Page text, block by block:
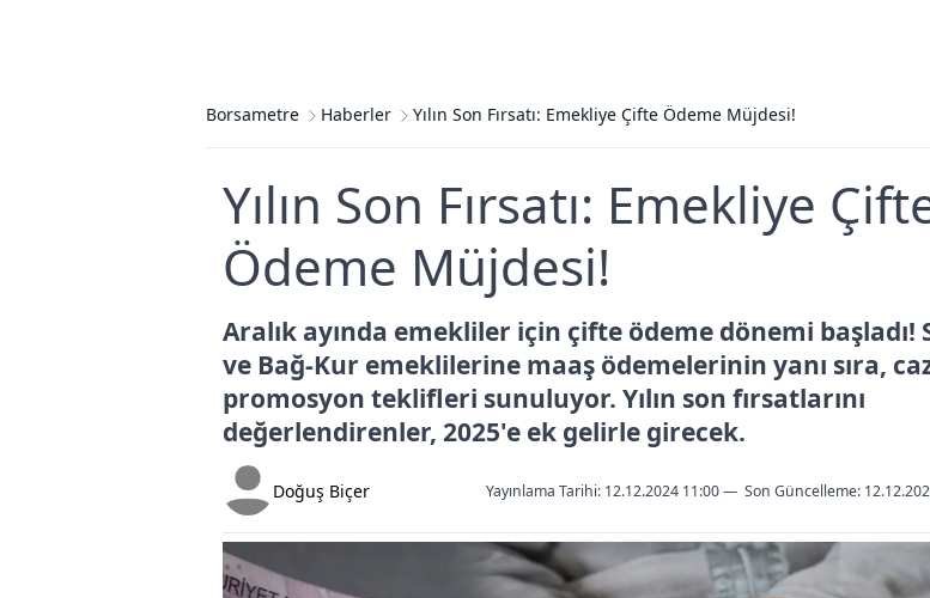
Borsametre Haberler Yılın Son Fırsatı: Emekliye Çifte Ödeme Müjdesi!
Yılın Son Fırsatı: Emekliye
Ödeme Müjdesi!
Aralık ayında emekliler için çifte ödeme dönemi başladı!
ve Bağ-Kur emeklilerine maaş ödemelerinin yanı sıra,
promosyon teklifleri sunuluyor. Yılın son fırsatlarını
değerlendirenler, 2025'e ek gelirle girecek.
Doğuş Biçer Yayınlama Tarihi: 12.12.2024 11:00— Son Güncelleme: